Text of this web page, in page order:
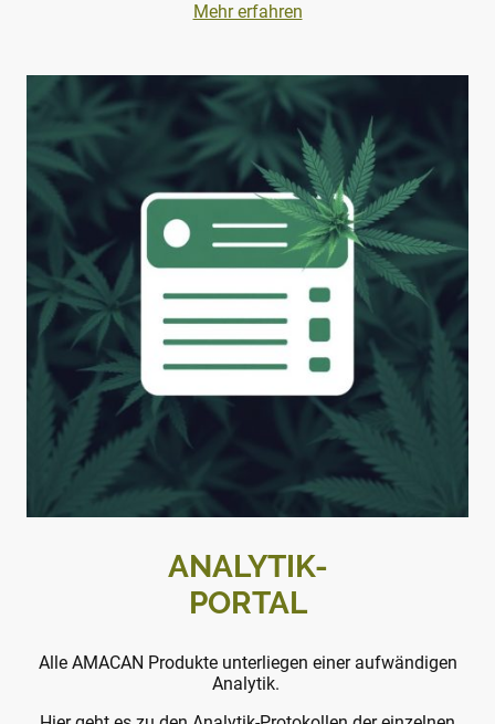
Mehr erfahren
ANALYTIK-
PORTAL
Alle AMACAN Produkte unterliegen einer aufwändigen
Analytik.